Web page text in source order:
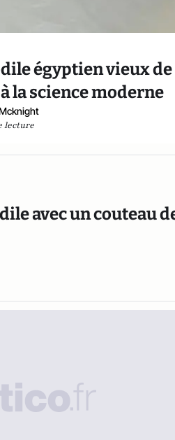
égyptien vieux de
la science moderne
lecture
avec un couteau